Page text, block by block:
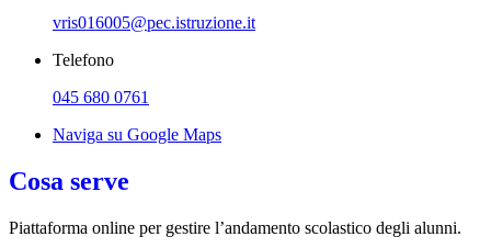
vris016005@pec.istruzione.it
Telefono
045 680 0761
Naviga su Google Maps
Cosa serve
Piattaforma online per gestire l’andamento scolastico degli alunni.